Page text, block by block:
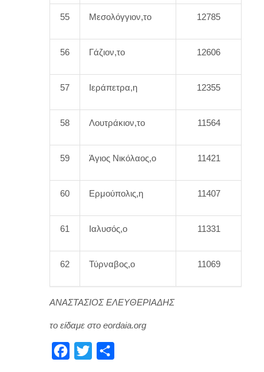
55 Μεσολόγγιον,το 12785
56 Γάζιον,το 12606
57 Ιεράπετρα,η 12355
58 Λουτράκιον,το 11564
59 Άγιος Νικόλαος,ο 11421
60 Ερμούπολις,η 11407
61 Ιαλυσός,ο 11331
62 Τύρναβος,ο 11069
ΑΝΑΣΤΑΣΙΟΣ ΕΛΕΥΘΕΡΙΑΔΗΣ
το είδαμε στο eordaia.org